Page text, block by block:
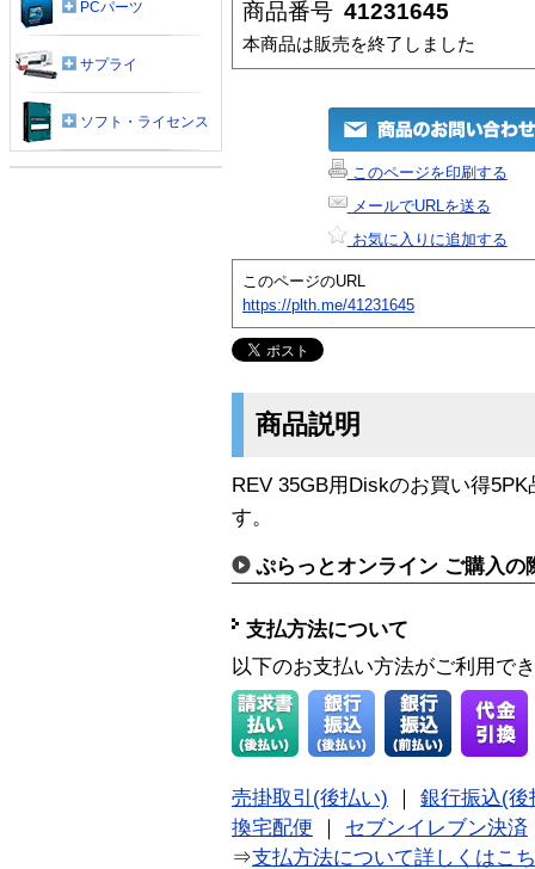
商品番号 41231645
本商品は販売を終了しました
このページを印刷する
メールでURLを送る
お気に入りに追加する
このページのURL
https://plth.me/41231645
商品説明
REV 35GB用Diskのお買い得
す。
ぷらっとオンライン ご購入の
支払方法について
以下のお支払い方法がご利用で
売掛取引(後払い)
銀行振込(後
換宅配便
セブンイレブン決済
⇒支払方法について詳しくはこ
PCパーツ
サプライ
ソフト・ライセンス